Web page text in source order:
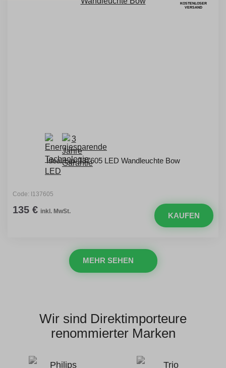
KOSTENLOSER
VERSAND
Ideal Lux 137605 LED Wandleuchte Bow
Code: I137605
135 € inkl. MwSt. KAUFEN
MEHR SEHEN
Wir sind Direktimporteure
renommierter Marken